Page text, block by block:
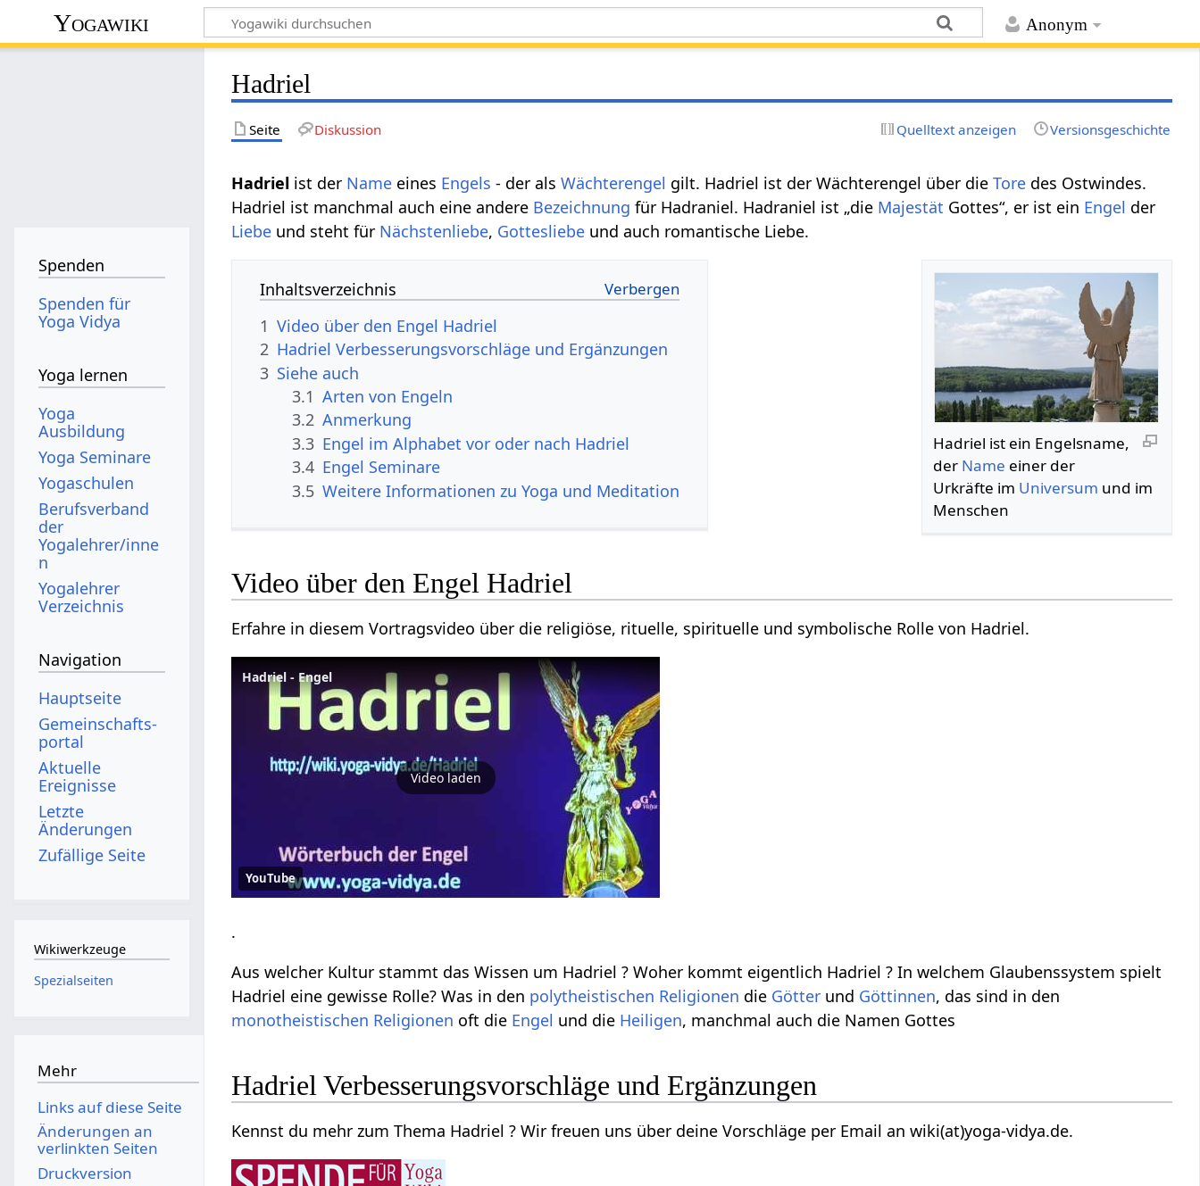
Anonym
Yogawiki
Hadriel
Seite Diskussion Quelltext anzeigen Versionsgeschichte
Hadriel ist der Name eines Engels - der alsWächterengel gilt. Hadriel ist der Wächterengel über dieTore des Ostwindes.
Hadriel ist manchmal auch eine andere Bezeichnung für Hadraniel. Hadraniel ist „die Majestät Gottes“, er ist ein Engel der
Liebe und steht für Nächstenliebe, Gottesliebe und auch romantische Liebe.
Hadriel ist ein Engelsname,
der Name einer der
Urkräfte im Universum und im
Menschen
Inhaltsverzeichnis
1 Video über den Engel Hadriel
2 Hadriel Verbesserungsvorschläge und Ergänzungen
3 Siehe auch
3.1 Arten von Engeln
3.2 Anmerkung
3.3 Engel im Alphabet vor oder nach Hadriel
3.4 Engel Seminare
3.5 Weitere Informationen zu Yoga und Meditation
Video über den Engel Hadriel
Erfahre in diesem Vortragsvideo über die religiöse, rituelle, spirituelle und symbolische Rolle von Hadriel.
Hadriel - Engel
Video laden
YouTube
.
Aus welcher Kultur stammt das Wissen um Hadriel ? Woher kommt eigentlich Hadriel ? In welchem Glaubenssystem spielt
Hadriel eine gewisse Rolle? Was in den polytheistischen Religionen die Götter und Göttinnen, das sind in den
monotheistischen Religionen oft die Engel und die Heiligen, manchmal auch die Namen Gottes
Hadriel Verbesserungsvorschläge und Ergänzungen
Kennst du mehr zum Thema Hadriel ? Wir freuen uns über deine Vorschläge per Email an wiki(at)yoga-vidya.de.
Spenden
Spenden für
Yoga Vidya
Yoga lernen
Yoga
Ausbildung
Yoga Seminare
Yogaschulen
Berufsverband
der
Yogalehrer/inne
n
Yogalehrer
Verzeichnis
Navigation
Hauptseite
Gemeinschafts­
portal
Aktuelle
Ereignisse
Letzte
Änderungen
Zufällige Seite
Wikiwerkzeuge
Spezialseiten
Mehr
Links auf diese Seite
Änderungen an
verlinkten Seiten
Druckversion